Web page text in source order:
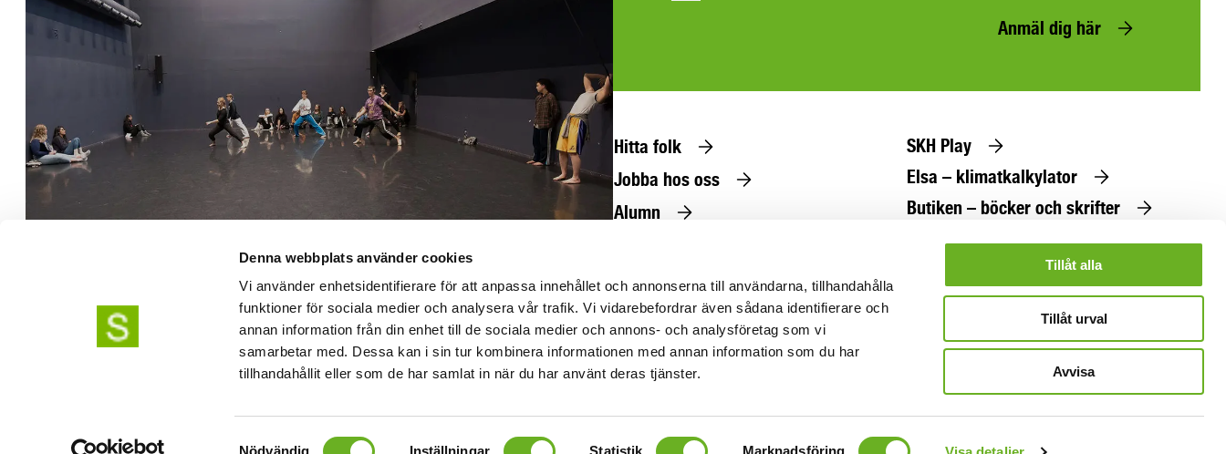
Denna webbplats använder cookies
Vi använder enhetsidentifierare för att anpassa innehållet och annonserna till användarna, tillhandahålla
funktioner för sociala medier och analysera vår trafik. Vi vidarebefordrar även sådana identifierare och
annan information från din enhet till de sociala medier och annons- och analysföretag som vi
samarbetar med. Dessa kan i sin tur kombinera informationen med annan information som du har
tillhandahållit eller som de har samlat in när du har använt deras tjänster.
Samtyckesval
Nödvändig Inställningar Statistik Marknadsföring
Tillåt alla
Tillåt urval
Avvisa
Anmäl dig här
Telefon växel: 08-49 400 000
studieinfo@uniarts.se
Frågor om vår forskarutbildning:phdpositions@uniarts.se
Hitta folk
Jobba hos oss
Alumn
SKH Play
Elsa – klimatkalkylator
Butiken – böcker och skrifter
Beställ utbildningskatalog